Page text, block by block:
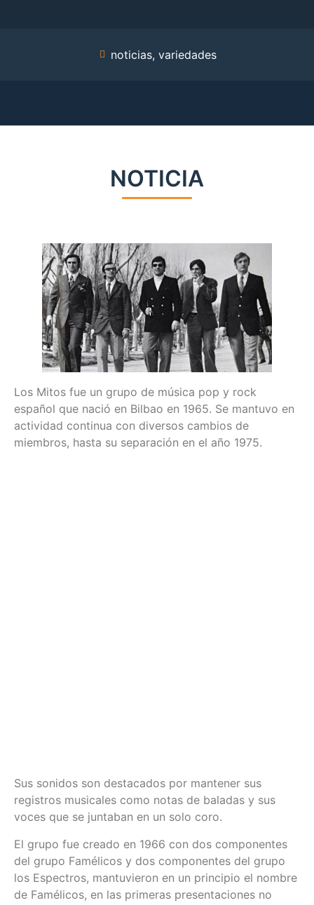
noticias, variedades
NOTICIA
Los Mitos fue un grupo de música pop y rock
español que nació en Bilbao en 1965. Se mantuvo en
actividad continua con diversos cambios de
miembros, hasta su separación en el año 1975.
Sus sonidos son destacados por mantener sus
registros musicales como notas de baladas y sus
voces que se juntaban en un solo coro.
El grupo fue creado en 1966 con dos componentes
del grupo Famélicos y dos componentes del grupo
los Espectros, mantuvieron en un principio el nombre
de Famélicos, en las primeras presentaciones no